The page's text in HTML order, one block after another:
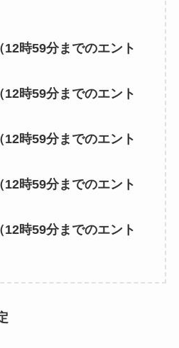
12時59分までのエント
時59分までのエント
時59分までのエント
時59分までのエント
時59分までのエント